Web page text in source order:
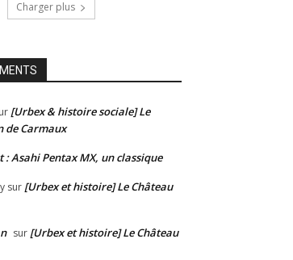
Charger plus
[Urbex & histoire sociale] Le
de Carmaux
: Asahi Pentax MX, un classique
sur [Urbex et histoire] Le Château
sur [Urbex et histoire] Le Château